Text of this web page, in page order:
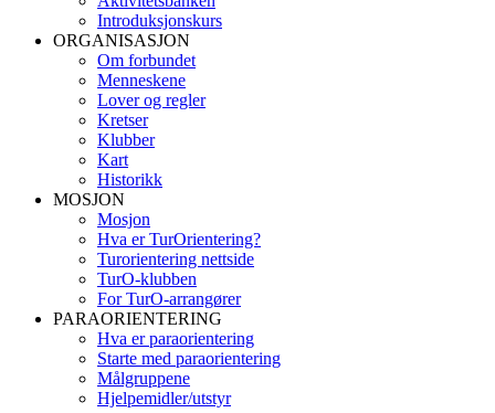
Introduksjonskurs
ORGANISASJON
Om forbundet
Menneskene
Lover og regler
Kretser
Klubber
Kart
Historikk
MOSJON
Mosjon
Hva er TurOrientering?
Turorientering nettside
TurO-klubben
For TurO-arrangører
PARAORIENTERING
Hva er paraorientering
Starte med paraorientering
Målgruppene
Hjelpemidler/utstyr